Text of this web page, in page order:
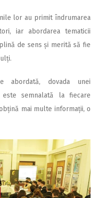
lor au primit îndrumarea
iar abordarea tematicii
de sens și merită să fie
abordată, dovada unei
este semnalată la fiecare
mai multe informații, o